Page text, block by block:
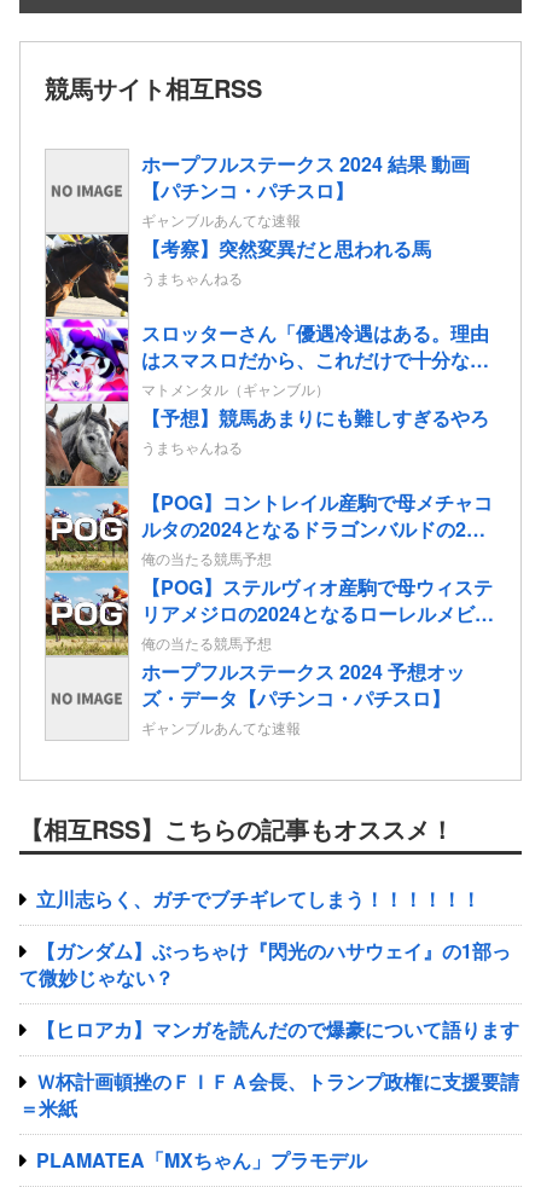
競馬サイト相互RSS
ホープフルステークス 2024 結果 動画
【パチンコ・パチスロ】
ギャンブルあんてな速報
【考察】突然変異だと思われる馬
うまちゃんねる
スロッターさん「優遇冷遇はある。理由
はスマスロだから、これだけで十分なん
だよね」
マトメンタル（ギャンブル）
【予想】競馬あまりにも難しすぎるやろ
うまちゃんねる
【POG】コントレイル産駒で母メチャコ
ルタの2024となるドラゴンバルドの2歳
情報
俺の当たる競馬予想
【POG】ステルヴィオ産駒で母ウィステ
リアメジロの2024となるローレルメビウ
スの2歳情報
俺の当たる競馬予想
ホープフルステークス 2024 予想オッ
ズ・データ【パチンコ・パチスロ】
ギャンブルあんてな速報
【相互RSS】こちらの記事もオススメ！
立川志らく、ガチでブチギレてしまう！！！！！！
【ガンダム】ぶっちゃけ『閃光のハサウェイ』の1部っ
て微妙じゃない？
【ヒロアカ】マンガを読んだので爆豪について語ります
Ｗ杯計画頓挫のＦＩＦＡ会長、トランプ政権に支援要請
＝米紙
PLAMATEA「MXちゃん」プラモデル